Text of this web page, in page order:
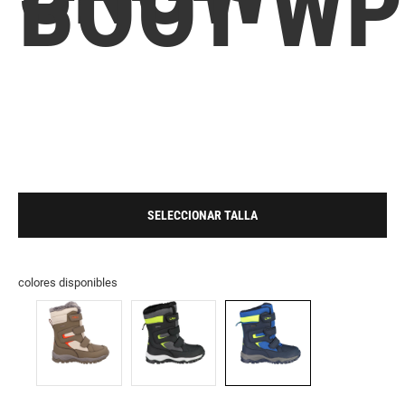
SELECCIONAR TALLA
colores disponibles